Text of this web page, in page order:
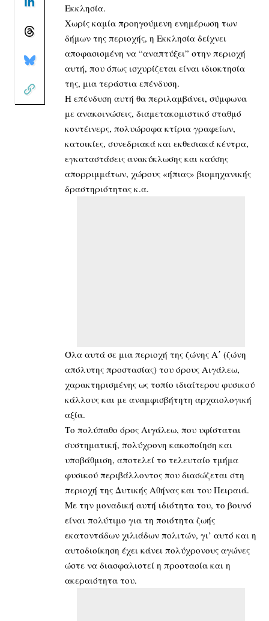
Εκκλησία.
Χωρίς καμία προηγούμενη ενημέρωση των
δήμων της περιοχής, η Εκκλησία δείχνει
αποφασισμένη να “αναπτύξει” στην περιοχή
αυτή, που όπως ισχυρίζεται είναι ιδιοκτησία
της, μια τεράστια επένδυση.
Η επένδυση αυτή θα περιλαμβάνει, σύμφωνα
με ανακοινώσεις, διαμετακομιστικό σταθμό
κοντέινερς, πολυώροφα κτίρια γραφείων,
κατοικίες, συνεδριακά και εκθεσιακά κέντρα,
εγκαταστάσεις ανακύκλωσης και καύσης
απορριμμάτων, χώρους «ήπιας» βιομηχανικής
δραστηριότητας κ.α.
Όλα αυτά σε μια περιοχή της ζώνης Α΄ (ζώνη
απόλυτης προστασίας) του όρους Αιγάλεω,
χαρακτηρισμένης ως τοπίο ιδιαίτερου φυσικού
κάλλους και με αναμφισβήτητη αρχαιολογική
αξία.
Το πολύπαθο όρος Αιγάλεω, που υφίσταται
συστηματική, πολύχρονη κακοποίηση και
υποβάθμιση, αποτελεί το τελευταίο τμήμα
φυσικού περιβάλλοντος που διασώζεται στη
περιοχή της Δυτικής Αθήνας και του Πειραιά.
Με την μοναδική αυτή ιδιότητα του, το βουνό
είναι πολύτιμο για τη ποιότητα ζωής
εκατοντάδων χιλιάδων πολιτών, γι’ αυτό και η
αυτοδιοίκηση έχει κάνει πολύχρονους αγώνες
ώστε να διασφαλιστεί η προστασία και η
ακεραιότητα του.